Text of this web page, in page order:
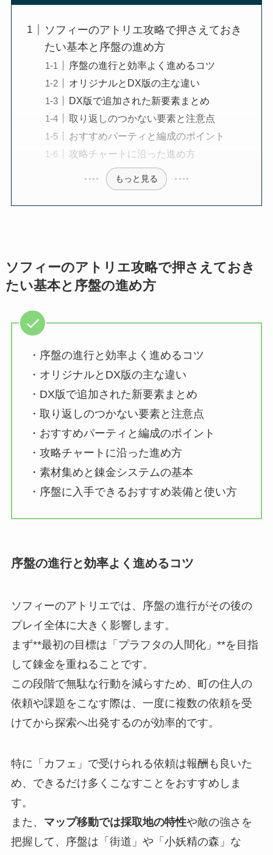
ソフィーのアトリエ攻略で押さえておき
たい基本と序盤の進め方
序盤の進行と効率よく進めるコツ
オリジナルとDX版の主な違い
DX版で追加された新要素まとめ
取り返しのつかない要素と注意点
おすすめパーティと編成のポイント
攻略チャートに沿った進め方
もっと見る
ソフィーのアトリエ攻略で押さえておき
たい基本と序盤の進め方
・序盤の進行と効率よく進めるコツ
・オリジナルとDX版の主な違い
・DX版で追加された新要素まとめ
・取り返しのつかない要素と注意点
・おすすめパーティと編成のポイント
・攻略チャートに沿った進め方
・素材集めと錬金システムの基本
・序盤に入手できるおすすめ装備と使い方
序盤の進行と効率よく進めるコツ
ソフィーのアトリエでは、序盤の進行がその後の
プレイ全体に大きく影響します。
まず**最初の目標は「プラフタの人間化」**を目指
して錬金を重ねることです。
この段階で無駄な行動を減らすため、町の住人の
依頼や課題をこなす際は、一度に複数の依頼を受
けてから探索へ出発するのが効率的です。
特に「カフェ」で受けられる依頼は報酬も良いた
め、できるだけ多くこなすことをおすすめしま
す。
また、 マップ移動では採取地の特性や敵の強さを
把握して、序盤は「街道」や「小妖精の森」な